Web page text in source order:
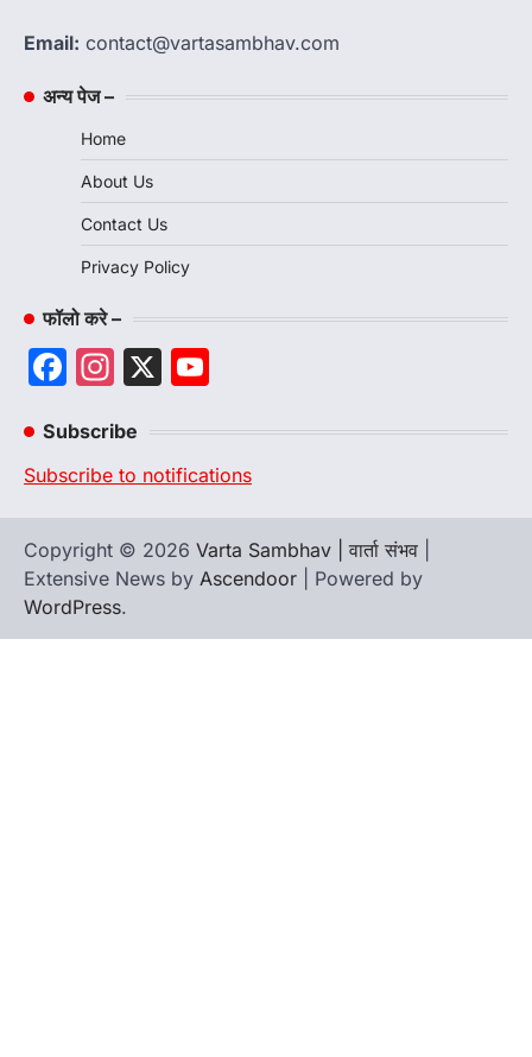
Email: contact@vartasambhav.com
अन्य पेज –
Home
About Us
Contact Us
Privacy Policy
फॉलो करे –
Facebook
Instagram
X
Subscribe
Subscribe to notifications
Copyright © 2026 Varta Sambhav | वार्ता संभव
Extensive News by Ascendoor | Powered by
WordPress.